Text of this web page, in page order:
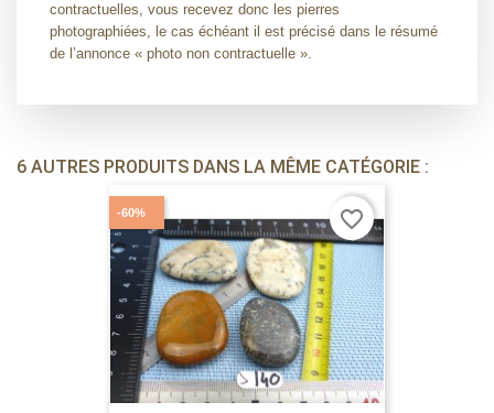
contractuelles, vous recevez donc les pierres
photographiées, le cas échéant il est précisé dans le résumé
de l’annonce « photo non contractuelle ».
6 AUTRES PRODUITS DANS LA MÊME CATÉGORIE :
-60% favorite_border